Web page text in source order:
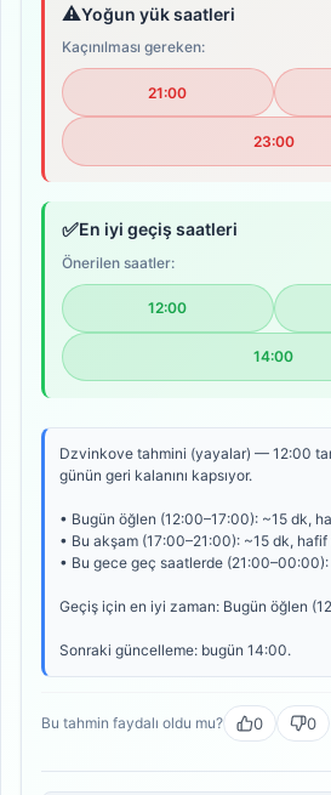
⚠️Yoğun yük saatleri
Kaçınılması gereken:
21:00
23:00
✅En iyi geçiş saatleri
Önerilen saatler:
12:00
14:00
Dzvinkove tahmini (yayalar) — 12:00
günün geri kalanını kapsıyor.
• Bugün öğlen (12:00–17:00): ~15 dk,
• Bu akşam (17:00–21:00): ~15 dk,
• Bu gece geç saatlerde
Geçiş için en iyi zaman: Bugün öğlen
Sonraki güncelleme: bugün 14:00.
Bu tahmin faydalı oldu mu? 0 0